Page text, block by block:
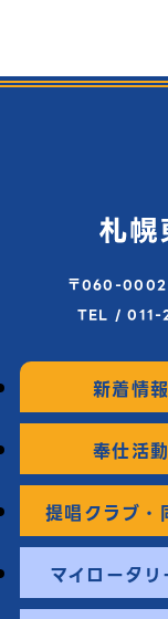
〒060-0002
TEL /
新着情報
奉仕活動
提唱クラブ・
マイロータリ